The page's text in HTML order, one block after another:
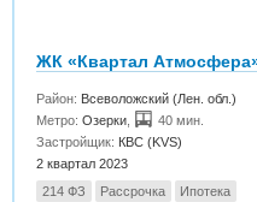
ЖК «Квартал
Район: Всеволожский (Лен. обл.)
Метро: Озерки
40 мин.
Застройщик: КВС (KVS)
2 квартал 2023
214 ФЗ
Рассрочка Ипотека